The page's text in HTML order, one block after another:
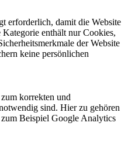
erforderlich, damit die Website
enthält nur Cookies,
der Website
keine persönlichen
korrekten und
sind. Hier zu gehören
Beispiel Google Analytics